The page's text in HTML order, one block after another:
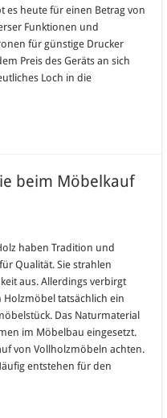
es heute für einen Betrag von
Funktionen und
für günstige Drucker
Preis des Geräts an sich
Loch in die
beim Möbelkauf
haben Tradition und
Qualität. Sie strahlen
aus. Allerdings verbirgt
tatsächlich ein
Das Naturmaterial
im Möbelbau eingesetzt.
von Vollholzmöbeln achten.
entstehen für den